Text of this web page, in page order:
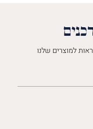
למוצרים שלנו